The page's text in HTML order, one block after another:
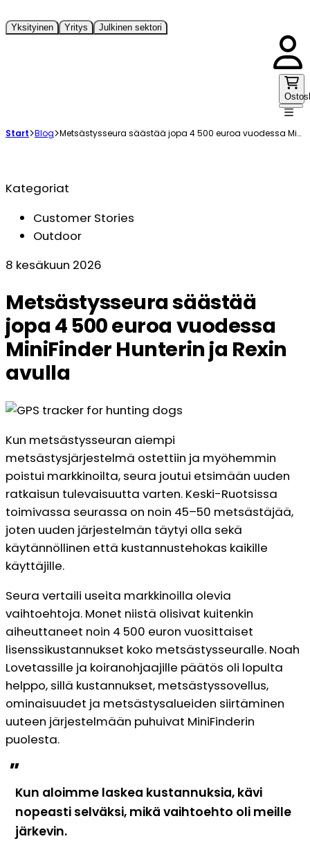
Yksityinen Yritys Julkinen sektori
Start Blog Metsästysseura säästää jopa 4 500 euroa vuodessa MiniFinder Hunterin ja Rexin avulla
Kategoriat
Customer Stories
Outdoor
8 kesäkuun 2026
Metsästysseura säästää
jopa 4 500 euroa vuodessa
MiniFinder Hunterin ja Rexin
avulla
Kun metsästysseuran aiempi
metsästysjärjestelmä ostettiin ja myöhemmin
poistui markkinoilta, seura joutui etsimään uuden
ratkaisun tulevaisuutta varten. Keski-Ruotsissa
toimivassa seurassa on noin 45–50 metsästäjää,
joten uuden järjestelmän täytyi olla sekä
käytännöllinen että kustannustehokas kaikille
käyttäjille.
Seura vertaili useita markkinoilla olevia
vaihtoehtoja. Monet niistä olisivat kuitenkin
aiheuttaneet noin 4 500 euron vuosittaiset
lisenssikustannukset koko metsästysseuralle. Noah
Lovetassille ja koiranohjaajille päätös oli lopulta
helppo, sillä kustannukset, metsästyssovellus,
ominaisuudet ja metsästysalueiden siirtäminen
uuteen järjestelmään puhuivat MiniFinderin
puolesta.
"
Kun aloimme laskea kustannuksia, kävi
nopeasti selväksi, mikä vaihtoehto oli meille
järkevin.